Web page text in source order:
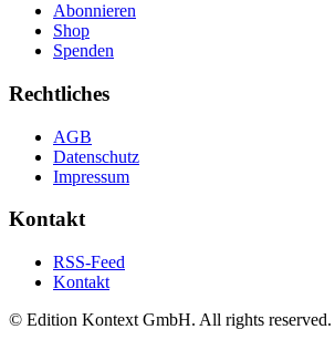
Abonnieren
Shop
Spenden
Rechtliches
AGB
Datenschutz
Impressum
Kontakt
RSS-Feed
Kontakt
© Edition Kontext GmbH. All rights reserved.